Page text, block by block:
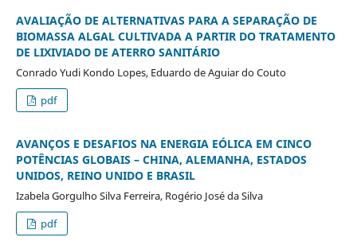
AVALIAÇÃO DE ALTERNATIVAS PARA A SEPARAÇÃO DE
BIOMASSA ALGAL CULTIVADA A PARTIR DO TRATAMENTO
DE LIXIVIADO DE ATERRO SANITÁRIO
Conrado Yudi Kondo Lopes, Eduardo de Aguiar do Couto
pdf
AVANÇOS E DESAFIOS NA ENERGIA EÓLICA EM CINCO
POTÊNCIAS GLOBAIS – CHINA, ALEMANHA, ESTADOS
UNIDOS, REINO UNIDO E BRASIL
Izabela Gorgulho Silva Ferreira, Rogério José da Silva
pdf